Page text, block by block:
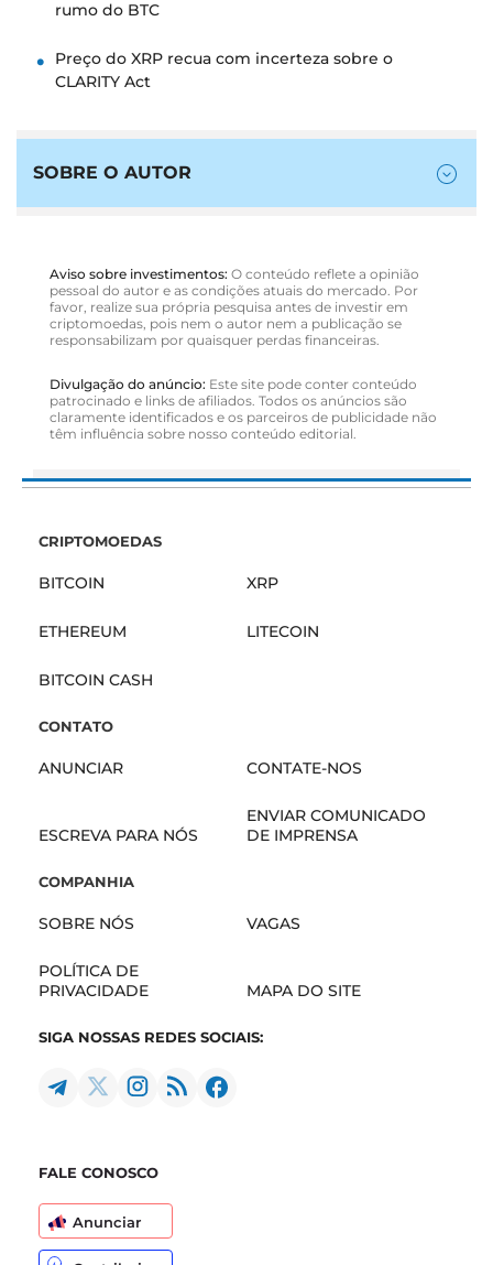
rumo do BTC
Preço do XRP recua com incerteza sobre o
CLARITY Act
SOBRE O AUTOR
Aviso sobre investimentos: O conteúdo reflete a opinião
pessoal do autor e as condições atuais do mercado. Por
favor, realize sua própria pesquisa antes de investir em
criptomoedas, pois nem o autor nem a publicação se
responsabilizam por quaisquer perdas financeiras.
Divulgação do anúncio: Este site pode conter conteúdo
patrocinado e links de afiliados. Todos os anúncios são
claramente identificados e os parceiros de publicidade não
têm influência sobre nosso conteúdo editorial.
CRIPTOMOEDAS
BITCOIN XRP
ETHEREUM LITECOIN
BITCOIN CASH
CONTATO
ANUNCIAR CONTATE-NOS
ESCREVA PARA NÓS
ENVIAR COMUNICADO
DE IMPRENSA
COMPANHIA
SOBRE NÓS VAGAS
POLÍTICA DE
PRIVACIDADE
MAPA DO SITE
SIGA NOSSAS REDES SOCIAIS:
FALE CONOSCO
Anunciar